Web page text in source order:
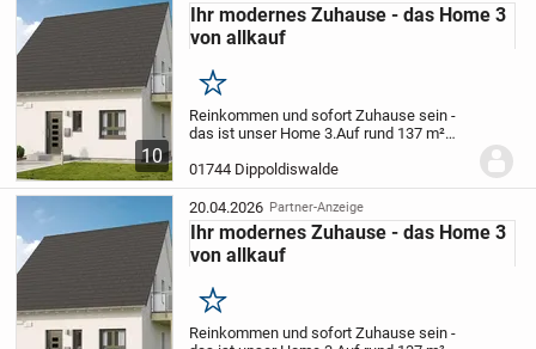
10
Ihr modernes Zuhause - das Home 3
von allkauf
Merken
Reinkommen und sofort Zuhause sein -
das ist unser Home 3.Auf rund 137 m²
Einfamilienhaus voller Leben und
Möglichkeiten. Schon beim Betreten
spürst Du die Großzügigkeit...
01744 Dippoldiswalde
20.04.2026 Partner-Anzeige
Ihr modernes Zuhause - das Home 3
von allkauf
Merken
Reinkommen und sofort Zuhause sein -